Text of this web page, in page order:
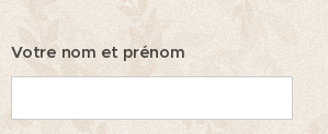
Votre nom et prénom